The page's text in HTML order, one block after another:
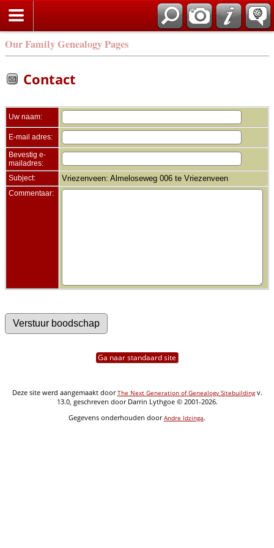
Our Family Genealogy Pages
Contact
Uw naam:
E-mail adres:
Bevestig e-
mailadres:
Subject:
Vriezenveen: Almeloseweg 006 te Vriezenveen
Commentaar:
Ga naar standaard site
Deze site werd aangemaakt doorThe Next Generation of Genealogy Sitebuildingv.
13.0, geschreven door Darrin Lythgoe © 2001-2026.
Gegevens onderhouden doorAndre Idzinga.